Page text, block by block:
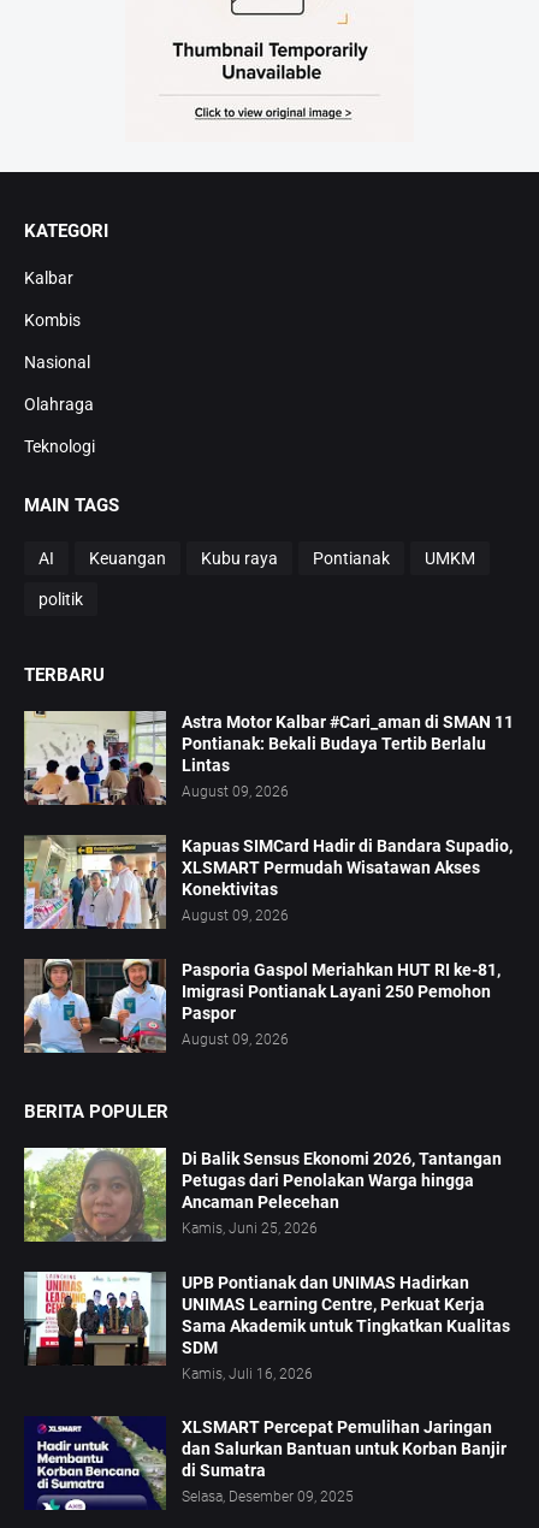
KATEGORI
Kalbar
Kombis
Nasional
Olahraga
Teknologi
MAIN TAGS
AI Keuangan Kubu raya Pontianak UMKM
politik
TERBARU
Astra Motor Kalbar #Cari_aman di SMAN 11
Pontianak: Bekali Budaya Tertib Berlalu
Lintas
August 09, 2026
Kapuas SIMCard Hadir di Bandara Supadio,
XLSMART Permudah Wisatawan Akses
Konektivitas
August 09, 2026
Pasporia Gaspol Meriahkan HUT RI ke-81,
Imigrasi Pontianak Layani 250 Pemohon
Paspor
August 09, 2026
BERITA POPULER
Di Balik Sensus Ekonomi 2026, Tantangan
Petugas dari Penolakan Warga hingga
Ancaman Pelecehan
Kamis, Juni 25, 2026
UPB Pontianak dan UNIMAS Hadirkan
UNIMAS Learning Centre, Perkuat Kerja
Sama Akademik untuk Tingkatkan Kualitas
SDM
Kamis, Juli 16, 2026
XLSMART Percepat Pemulihan Jaringan
dan Salurkan Bantuan untuk Korban Banjir
di Sumatra
Selasa, Desember 09, 2025